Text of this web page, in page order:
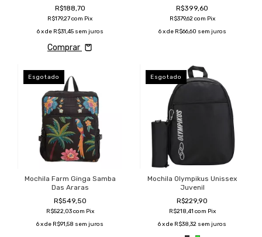
R$188,70
R$179,27com Pix
6 x de R$31,45 sem juros
Comprar
R$399,60
R$379,62com Pix
6 x de R$66,60 sem juros
Esgotado
Mochila Farm Ginga Samba
Das Araras
R$549,50
R$522,03com Pix
6x de R$91,58 sem juros
Esgotado
Mochila Olympikus Unissex
Juvenil
R$229,90
R$218,41 com Pix
6x de R$38,32 sem juros